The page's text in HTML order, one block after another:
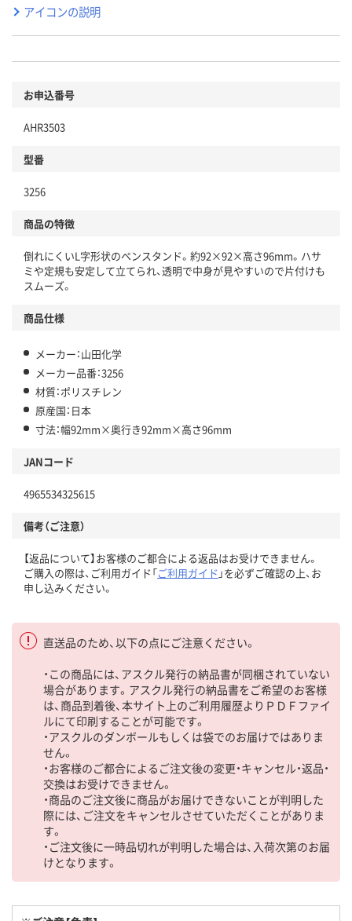
アイコンの説明
お申込番号
AHR3503
型番
3256
商品の特徴
倒れにくいL字形状のペンスタンド。約92×92×高さ96mm。ハサ
ミや定規も安定して立てられ、透明で中身が見やすいので片付けも
スムーズ。
商品仕様
メーカー：山田化学
メーカー品番：3256
材質：ポリスチレン
原産国：日本
寸法：幅92mm×奥行き92mm×高さ96mm
JANコード
4965534325615
備考（ご注意）
【返品について】お客様のご都合による返品はお受けできません。
ご購入の際は、ご利用ガイド「ご利用ガイド 」を必ずご確認の上、お
申し込みください。
直送品のため、以下の点にご注意ください。
・この商品には、アスクル発行の納品書が同梱されていない
場合があります。アスクル発行の納品書をご希望のお客様
は、商品到着後、本サイト上のご利用履歴よりＰＤＦファイ
ルにて印刷することが可能です。
・アスクルのダンボールもしくは袋でのお届けではありま
せん。
・お客様のご都合によるご注文後の変更・キャンセル・返品・
交換はお受けできません。
・商品のご注文後に商品がお届けできないことが判明した
際には、ご注文をキャンセルさせていただくことがありま
す。
・ご注文後に一時品切れが判明した場合は、入荷次第のお届
けとなります。